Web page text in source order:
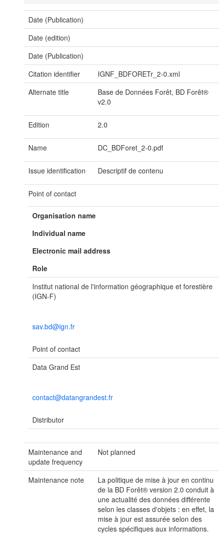
Date (Publication)
Date (edition)
Date (Publication)
Citation identifier
IGNF_BDFORETr_2-0.xml
Alternate title
Base de Données Forêt, BD Forêt®
v2.0
Edition 2.0
Name DC_BDForet_2-0.pdf
Issue identification Descriptif de contenu
Point of contact
Organisation name
Individual name
Electronic mail address
Role
Institut national de l'information géographique et forestière
(IGN-F)
sav.bd@ign.fr
Point of contact
Data Grand Est
contact@datangrandest.fr
Distributor
Maintenance and
update frequency
Not planned
Maintenance note
La politique de mise à jour en continu
de la BD Forêt® version 2.0 conduit à
une actualité des données différente
selon les classes d'objets : en effet, la
mise à jour est assurée selon des
cycles spécifiques aux informations.